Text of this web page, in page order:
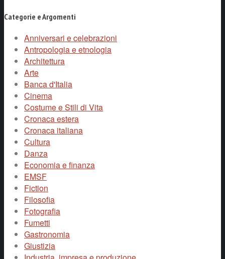
Categorie e Argomenti
Anniversari e celebrazioni
Antropologia e etnologia
Architettura
Arte
Banca d'Italia
Cinema
Costume e Stili di Vita
Cronaca estera
Cronaca italiana
Cultura
Danza
Economia e finanza
EMSF
Fiction
Filosofia
Fotografia
Fumetti
Gastronomia
Giustizia